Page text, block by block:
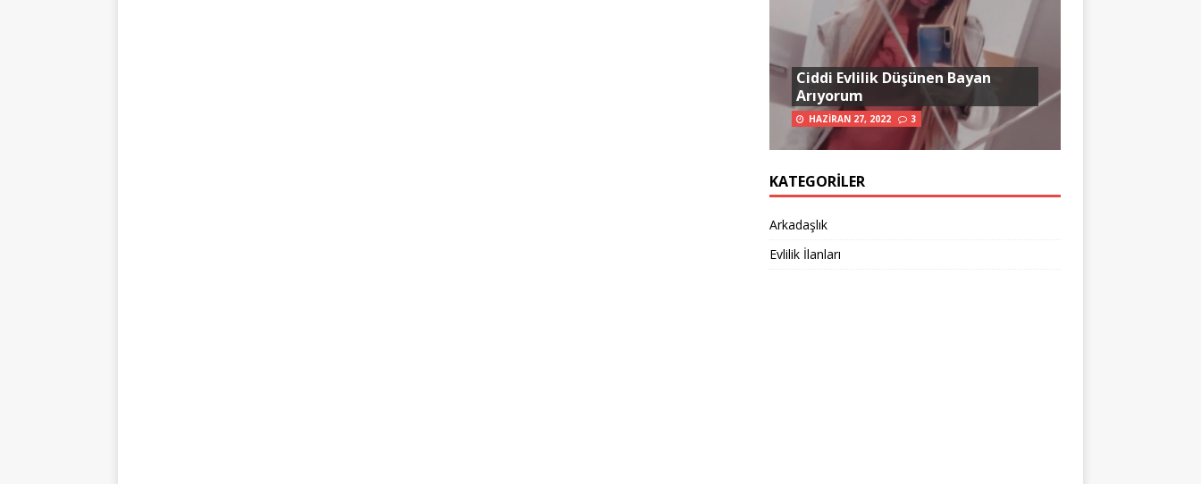
Ciddi Evlilik Düşünen Bayan
Arıyorum
HAZIRAN 27, 2022 3
KATEGORILER
Arkadaşlık
Evlilik İlanları